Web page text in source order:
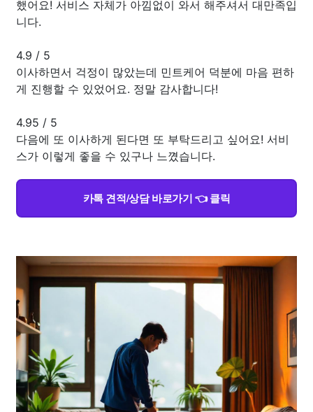
했어요! 서비스 자체가 아낌없이 와서 해주셔서 대만족입
니다.
4.9 / 5
이사하면서 걱정이 많았는데 민트케어 덕분에 마음 편하
게 진행할 수 있었어요. 정말 감사합니다!
4.95 / 5
다음에 또 이사하게 된다면 또 부탁드리고 싶어요! 서비
스가 이렇게 좋을 수 있구나 느꼈습니다.
카톡 견적/상담 바로가기 👈 클릭